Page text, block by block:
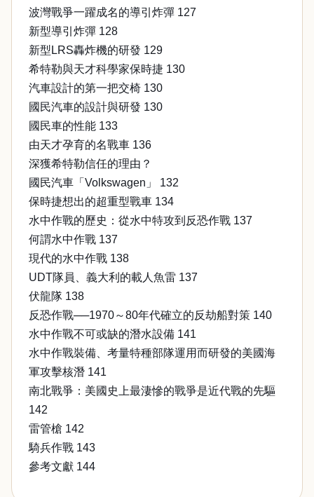
波灣戰爭一躍成名的導引炸彈 127
新型導引炸彈 128
新型LRS轟炸機的研發 129
希特勒與天才科學家保時捷 130
汽車設計的第一把交椅 130
國民汽車的設計與研發 130
國民車的性能 133
由天才孕育的名戰車 136
深獲希特勒信任的理由？
國民汽車「Volkswagen」 132
保時捷想出的超重型戰車 134
水中作戰的歷史：從水中特攻到反恐作戰 137
何謂水中作戰 137
現代的水中作戰 138
UDT隊員、義大利的載人魚雷 137
伏龍隊 138
反恐作戰──1970～80年代確立的反劫船對策 140
水中作戰不可或缺的潛水設備 141
水中作戰裝備、考量特種部隊運用而研發的美國海
軍攻擊核潛 141
南北戰爭：美國史上最淒慘的戰爭是近代戰的先驅
142
雷管槍 142
騎兵作戰 143
參考文獻 144